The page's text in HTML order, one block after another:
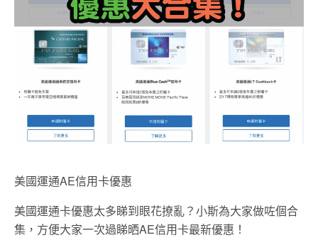
美國運通AE信用卡優惠
美國運通卡優惠太多睇到眼花撩亂？小斯為大家做咗個合
集，方便大家一次過睇晒AE信用卡最新優惠！